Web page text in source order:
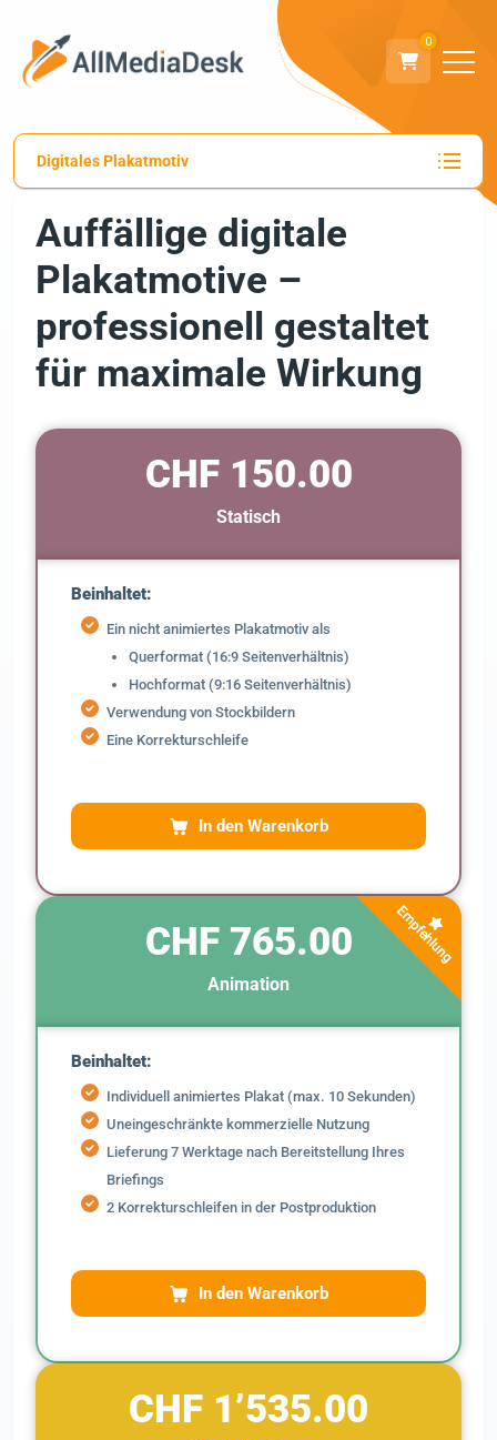
0
Digitales Plakatmotiv
Auffällige digitale
Plakatmotive –
professionell gestaltet
für maximale Wirkung
CHF 150.00
Statisch
Beinhaltet:
Ein nicht animiertes Plakatmotiv als
Querformat (16:9 Seitenverhältnis)
Hochformat (9:16 Seitenverhältnis)
Verwendung von Stockbildern
Eine Korrekturschleife
In den Warenkorb
Empfehlung
CHF 765.00
Animation
Beinhaltet:
Individuell animiertes Plakat (max. 10 Sekunden)
Uneingeschränkte kommerzielle Nutzung
Lieferung 7 Werktage nach Bereitstellung Ihres
Briefings
2 Korrekturschleifen in der Postproduktion
In den Warenkorb
CHF 1’535.00